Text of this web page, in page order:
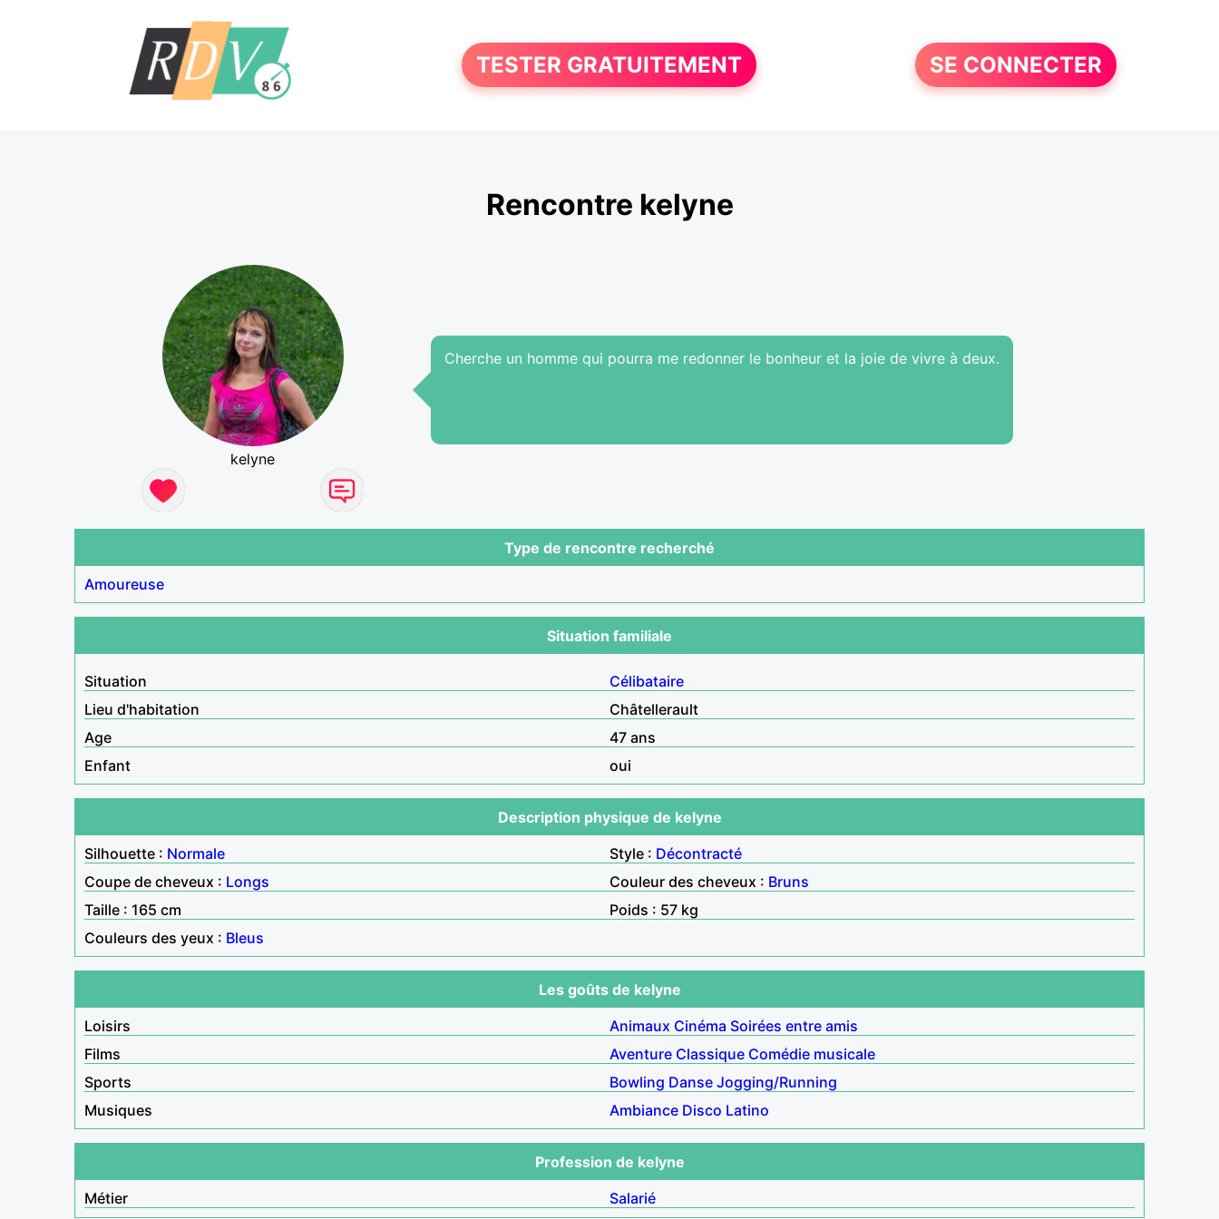
TESTER GRATUITEMENT SE CONNECTER
Rencontre kelyne
kelyne
Cherche un homme qui pourra me redonner le bonheur et la joie de vivre à deux.
Type de rencontre recherché
Amoureuse
Situation familiale
Situation
Célibataire
Lieu d'habitation
Châtellerault
Age
47 ans
Enfant
oui
Description physique de kelyne
Silhouette : Normale Style : Décontracté
Coupe de cheveux : Longs Couleur des cheveux : Bruns
Taille : 165 cm
Poids : 57 kg
Couleurs des yeux : Bleus
Les goûts de kelyne
Loisirs
Animaux Cinéma Soirées entre amis
Films
Aventure Classique Comédie musicale
Sports
Bowling Danse Jogging/Running
Musiques
Ambiance Disco Latino
Profession de kelyne
Métier
Salarié